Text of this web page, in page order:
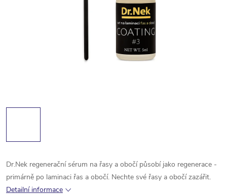
Dr.Nek regenerační sérum na řasy a obočí působí jako regenerace -
primárně po laminaci řas a obočí. Nechte své řasy a obočí zazářit.
Detailní informace